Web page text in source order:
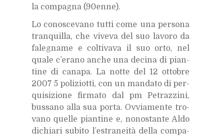
la com­pa­gna (90en­ne).
Lo co­no­sce­va­no tut­ti come una per­so­na
tran­quil­la, che vi­ve­va del suo la­vo­ro da
fa­le­gna­me e col­ti­va­va il suo orto, nel
qua­le c’e­ra­no an­che una de­ci­na di pian­
ti­ne di ca­na­pa. La not­te del 12 ot­to­bre
2007 5 po­li­ziot­ti, con un man­da­to di per­
qui­si­zio­ne fir­ma­to dal pm Pe­traz­zi­ni,
bus­sa­no alla sua por­ta. Ov­via­men­te tro­
va­no quel­le pian­ti­ne e, no­no­stan­te Aldo
di­chia­ri su­bi­to l’e­stra­nei­tà del­la com­pa­